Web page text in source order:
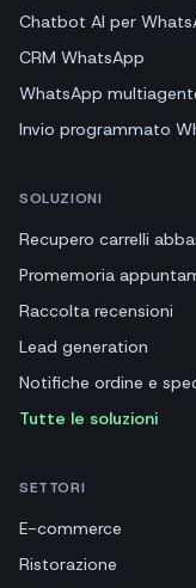
Chatbot AI per
CRM WhatsApp
WhatsApp
Invio programmato
SOLUZIONI
Recupero carrelli
Promemoria
Raccolta recensioni
Lead generation
Notifiche ordine e
Tutte le soluzioni
SETTORI
E-commerce
Ristorazione